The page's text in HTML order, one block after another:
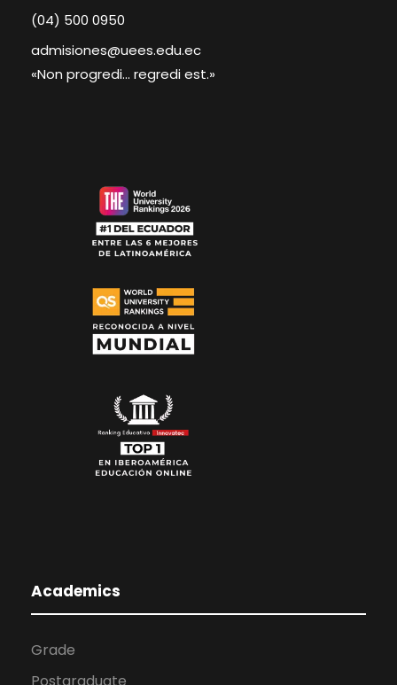
(04) 500 0950
admisiones@uees.edu.ec
«Non progredi... regredi est.»
Academics
Grade